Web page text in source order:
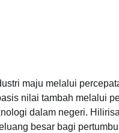
maju melalui
nilai tambah melalui
dalam negeri.
besar bagi